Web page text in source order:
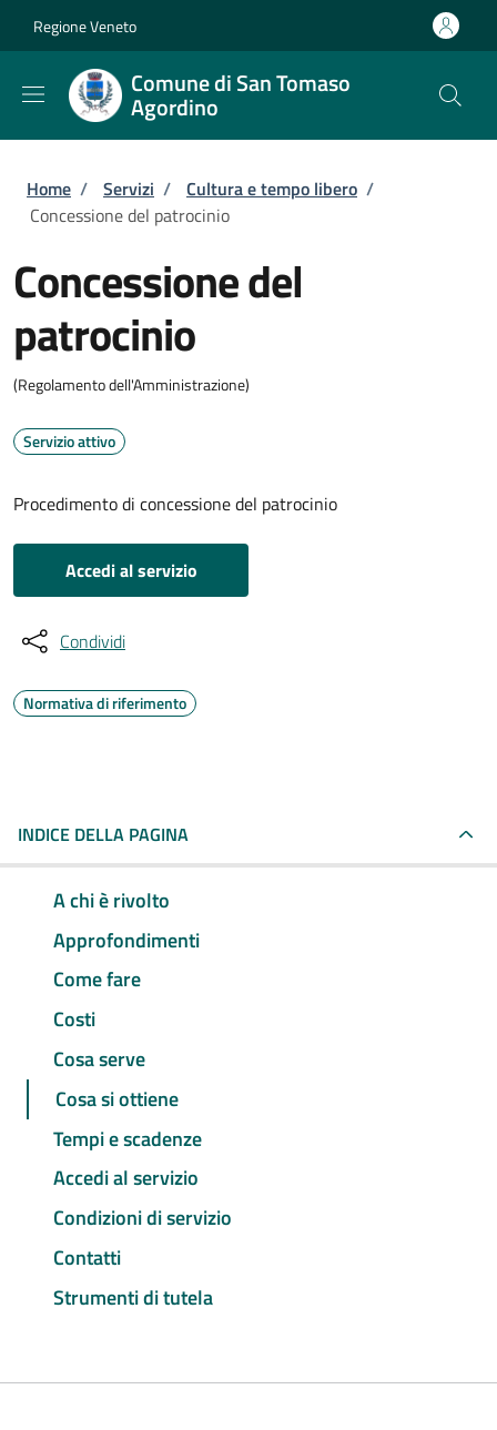
Regione Veneto
Comune di San Tomaso
Agordino
Briciole di pane
Home / Servizi / Cultura e tempo libero /
Concessione del patrocinio
Concessione del
patrocinio
(Regolamento dell'Amministrazione)
Servizio attivo
Procedimento di concessione del patrocinio
Accedi al servizio
Condividi
Normativa di riferimento
INDICE DELLA PAGINA
A chi è rivolto
Approfondimenti
Come fare
Costi
Cosa serve
Cosa si ottiene
Tempi e scadenze
Accedi al servizio
Condizioni di servizio
Contatti
Strumenti di tutela